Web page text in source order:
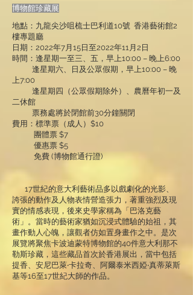
博物館珍藏展
地點：九龍尖沙咀梳士巴利道10號 香港藝術館2
樓專題廳
日期：2022年7月15日至2022年11月2日
時間：逢星期一至三、五，早上10:00 – 晚上6:00
逢星期六、日及公眾假期，早上10:00 – 晚
上7:00
逢星期四（公眾假期除外）、農曆年初一及
二休館
票務處將於閉館前30分鐘關閉
費用：標準票（成人）$10
團體票 $7
優惠票 $5
免費 (博物館通行證)
17世紀的意大利藝術品多以戲劇化的光影、
誇張的動作及人物表情營造張力，著重強烈及現
實的情感表現，後來史學家稱為「巴洛克藝
術」。當時的藝術家猶如沉浸式體驗的始祖，其
畫作動人心魄，讓觀者仿如置身畫作之中。是次
展覽將聚焦卡波迪蒙特博物館的40件意大利那不
勒斯珍藏，這些藏品首次於香港展出，當中包括
提香、安尼巴萊‧卡拉奇、阿爾泰米西婭‧真蒂萊斯
基等16至17世紀大師的作品。